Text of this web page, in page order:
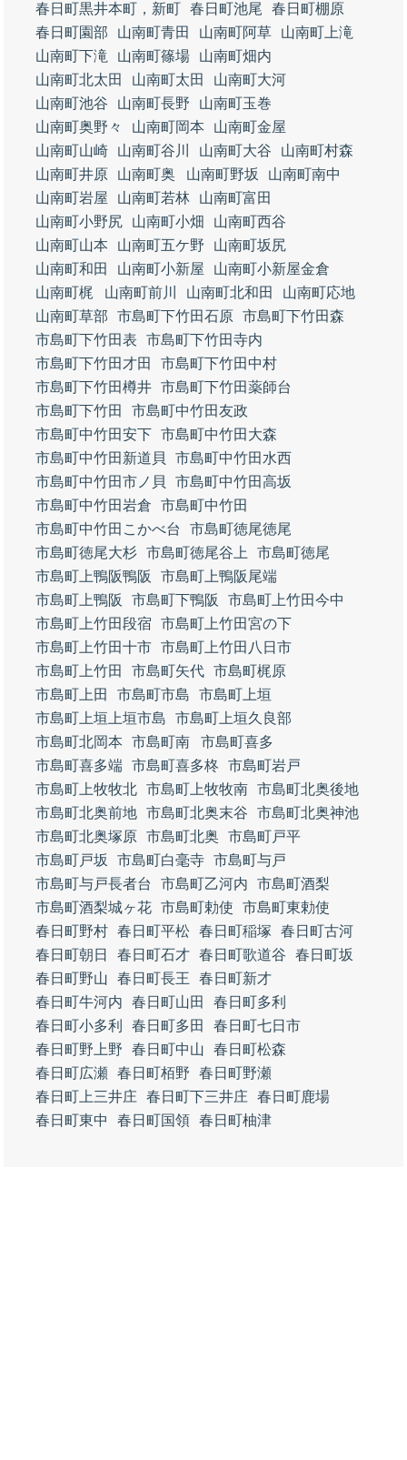
春日町黒井本町，新町 春日町池尾
春日町棚原
春日町園部
山南町青田 山南町阿草
山南町上滝
山南町下滝
山南町篠場
山南町畑内
山南町北太田
山南町太田
山南町大河
山南町池谷
山南町長野
山南町玉巻
山南町奥野々
山南町岡本
山南町金屋
山南町山崎
山南町谷川 山南町大谷
山南町村森
山南町井原
山南町奥 山南町野坂
山南町南中
山南町岩屋
山南町若林
山南町富田
山南町小野尻
山南町小畑
山南町西谷
山南町山本
山南町五ケ野
山南町坂尻
山南町和田
山南町小新屋
山南町小新屋金倉
山南町梶
山南町前川 山南町北和田
山南町応地
山南町草部
市島町下竹田石原 市島町下竹田森
市島町下竹田表
市島町下竹田寺内
市島町下竹田才田
市島町下竹田中村
市島町下竹田樽井 市島町下竹田薬師台
市島町下竹田
市島町中竹田友政
市島町中竹田安下 市島町中竹田大森
市島町中竹田新道貝
市島町中竹田水西
市島町中竹田市ノ貝
市島町中竹田高坂
市島町中竹田岩倉
市島町中竹田
市島町中竹田こかべ台
市島町徳尾徳尾
市島町徳尾大杉 市島町徳尾谷上
市島町徳尾
市島町上鴨阪鴨阪
市島町上鴨阪尾端
市島町上鴨阪
市島町下鴨阪
市島町上竹田今中
市島町上竹田段宿
市島町上竹田宮の下
市島町上竹田十市 市島町上竹田八日市
市島町上竹田
市島町矢代 市島町梶原
市島町上田
市島町市島
市島町上垣
市島町上垣上垣市島
市島町上垣久良部
市島町北岡本
市島町南
市島町喜多
市島町喜多端 市島町喜多柊
市島町岩戸
市島町上牧牧北 市島町上牧牧南 市島町北奥後地
市島町北奥前地 市島町北奥末谷
市島町北奥神池
市島町北奥塚原 市島町北奥
市島町戸平
市島町戸坂
市島町白毫寺 市島町与戸
市島町与戸長者台
市島町乙河内
市島町酒梨
市島町酒梨城ヶ花 市島町勅使
市島町東勅使
春日町野村 春日町平松 春日町稲塚
春日町古河
春日町朝日
春日町石才 春日町歌道谷
春日町坂
春日町野山
春日町長王
春日町新才
春日町牛河内
春日町山田
春日町多利
春日町小多利
春日町多田
春日町七日市
春日町野上野
春日町中山
春日町松森
春日町広瀬 春日町栢野
春日町野瀬
春日町上三井庄
春日町下三井庄
春日町鹿場
春日町東中
春日町国領 春日町柚津